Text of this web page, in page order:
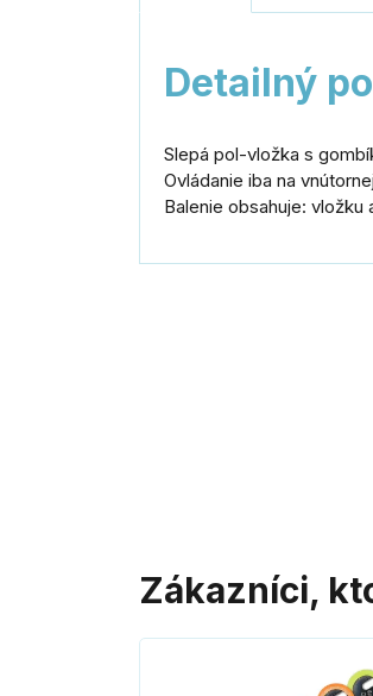
Detailný
Slepá pol-vložka s
Ovládanie iba na
Balenie obsahuje:
Zákazníci,